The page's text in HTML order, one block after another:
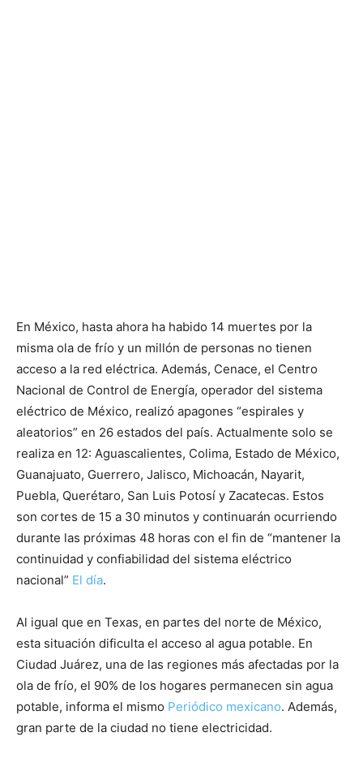
En México, hasta ahora ha habido 14 muertes por la
misma ola de frío y un millón de personas no tienen
acceso a la red eléctrica. Además, Cenace, el Centro
Nacional de Control de Energía, operador del sistema
eléctrico de México, realizó apagones “espirales y
aleatorios” en 26 estados del país. Actualmente solo se
realiza en 12: Aguascalientes, Colima, Estado de México,
Guanajuato, Guerrero, Jalisco, Michoacán, Nayarit,
Puebla, Querétaro, San Luis Potosí y Zacatecas. Estos
son cortes de 15 a 30 minutos y continuarán ocurriendo
durante las próximas 48 horas con el fin de “mantener la
continuidad y confiabilidad del sistema eléctrico
nacional” El día.
Al igual que en Texas, en partes del norte de México,
esta situación dificulta el acceso al agua potable. En
Ciudad Juárez, una de las regiones más afectadas por la
ola de frío, el 90% de los hogares permanecen sin agua
potable, informa el mismo Periódico mexicano. Además,
gran parte de la ciudad no tiene electricidad.